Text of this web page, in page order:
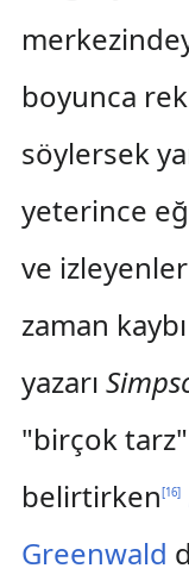
boyunca
söylersek
yeterince
ve
zaman
yazarı
"birçok tarz"
belirtirken[16]
Greenwald